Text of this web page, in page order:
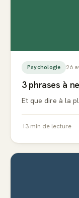
Psychologie 26
3 phrases à
Et que dire à la
13 min de lecture